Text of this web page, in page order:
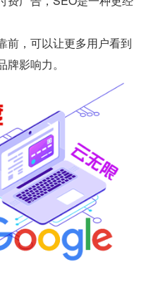
前，可以让更多用户看到
影响力。